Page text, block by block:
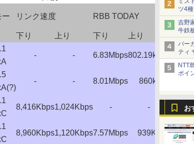
ツ4
吉野
牛鉄
バー
ティ
約
NTT
ポイ
お
ー
リンク速度 RBB TODAY
BB
下り
上り 下り 上り 下り
- - 6.83Mbps802.19kbps
- - 8.01Mbps 860kbps
8,416Kbps1,024Kbps - -
8,960Kbps1,120Kbps7.57Mbps 939Kbps